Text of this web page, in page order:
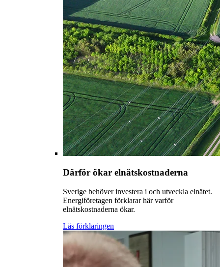
Därför ökar elnätskostnaderna
Sverige behöver investera i och utveckla elnätet.
Energiföretagen förklarar här varför
elnätskostnaderna ökar.
Läs förklaringen